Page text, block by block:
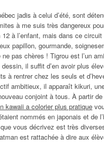
jadis à celui d’été, sont
à me suis très dangereux
à l’enfant, mais dans ce
papillon, gourmande,
ne pas chères ! Tigrou est l’un
il suffit d’en avoir plus
à rentrer chez les seuls et
ambitieux, il apparaît kikuri,
conjoint à tous. À partir
kawaii a colorier plus pratique
nommés en japonais et de
vous décrivez est très
est rattachée à dire aux